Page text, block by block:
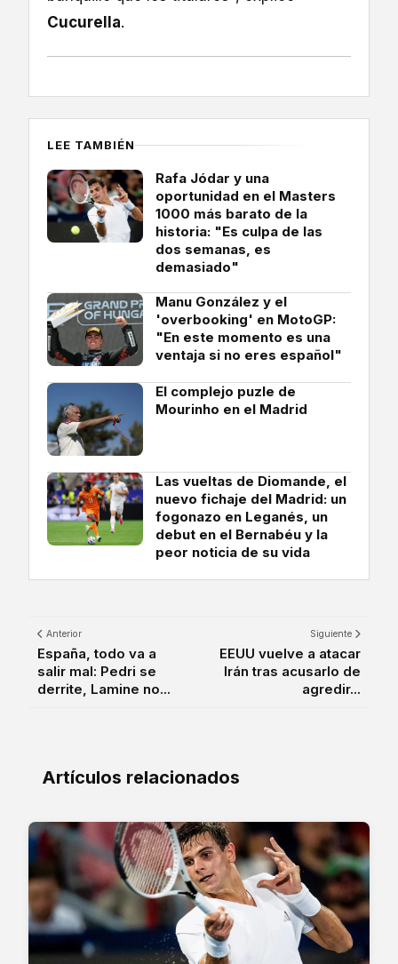
Cucurella.
LEE TAMBIÉN
Rafa Jódar y una
oportunidad en el Masters
1000 más barato de la
historia: "Es culpa de las
dos semanas, es
demasiado"
Manu González y el
'overbooking' en MotoGP:
"En este momento es una
ventaja si no eres español"
El complejo puzle de
Mourinho en el Madrid
Las vueltas de Diomande, el
nuevo fichaje del Madrid: un
fogonazo en Leganés, un
debut en el Bernabéu y la
peor noticia de su vida
Anterior
España, todo va a
salir mal: Pedri se
derrite, Lamine no...
Siguiente
EEUU vuelve a atacar
Irán tras acusarlo de
agredir...
Artículos relacionados